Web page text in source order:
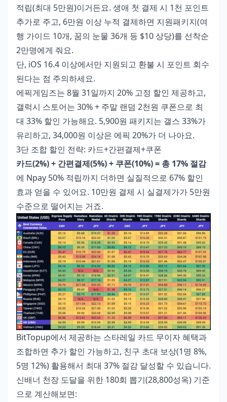
적립(최대 5만원)이거든요. 생애 첫 결제 시 1천 포인트
추가로 주고, 6만원 이상 누적 결제하면 지원패키지(여
행 가이드 10개, 꿈의 눈물 36개 등 $10 상당)를 선착순
2만명에게 줘요.
단, iOS 16.4 이상에서만 지원되고 환불 시 포인트 회수
된다는 점 주의하세요.
에픽게임즈는 8월 31일까지 20% 고정 할인 제공하고,
갤럭시 스토어는 30% + 주말 랜덤 2천원 쿠폰으로 최
대 33% 할인 가능해요. 5,900원 패키지는 갤스 33%가
유리하고, 34,000원 이상은 에픽 20%가 더 나아요.
3단 조합 할인 전략: 카드+간편결제+쿠폰
카드(2%) + 간편결제(5%) + 쿠폰(10%) = 총 17% 절감
에 Npay 50% 적립까지 더하면 실질적으로 67% 할인
효과 얻을 수 있어요. 10만원 결제 시 실결제가가 5만원
수준으로 떨어지는 거죠.
BitTopup에서 제공하는 스타레일 카드 무이자 혜택과
조합하면 추가 할인 가능하고, 친구 초대 보상(1명 8%,
5명 12%) 활용해서 최대 37% 절감 달성할 수 있습니다.
신배너 천장 도달을 위한 180회 뽑기(28,800성옥) 기준
으로 계산해보면: